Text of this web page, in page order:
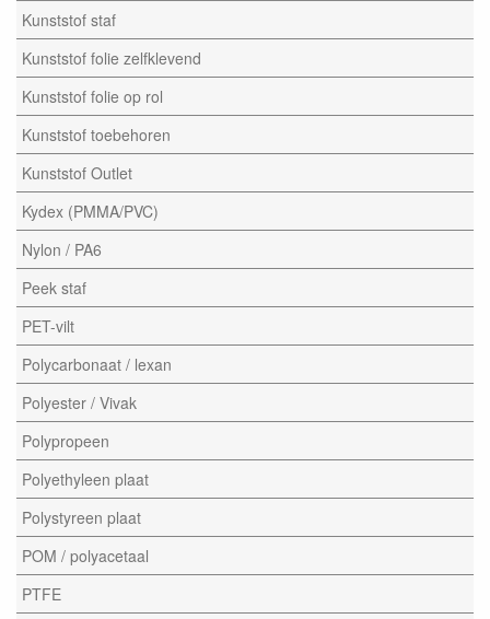
Kunststof staf
Kunststof folie zelfklevend
Kunststof folie op rol
Kunststof toebehoren
Kunststof Outlet
Kydex (PMMA/PVC)
Nylon / PA6
Peek staf
PET-vilt
Polycarbonaat / lexan
Polyester / Vivak
Polypropeen
Polyethyleen plaat
Polystyreen plaat
POM / polyacetaal
PTFE